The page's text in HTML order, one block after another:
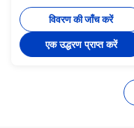
लिए तैयार
विवरण की जाँच करें
एक उद्धरण प्राप्त करें